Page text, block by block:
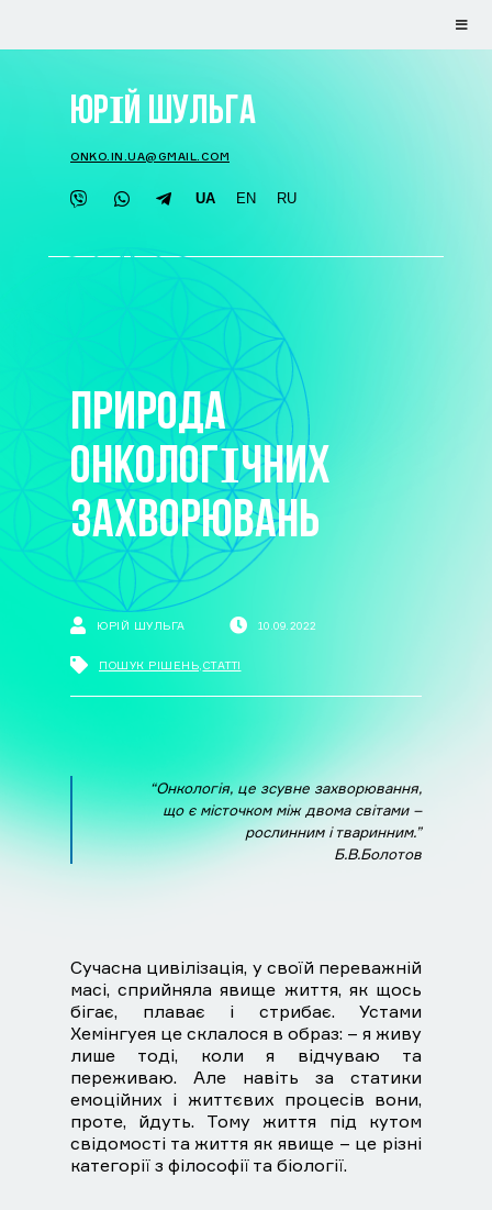
ЮРІЙ ШУЛЬГА
ONKO.IN.UA@GMAIL.COM
UA EN RU
ПРИРОДА
ОНКОЛОГІЧНИХ
ЗАХВОРЮВАНЬ
ЮРІЙ ШУЛЬГА 10.09.2022
ПОШУК РІШЕНЬ СТАТТІ
“Онкологія, це зсувне захворювання,
що є місточком між двома світами –
рослинним і тваринним.”
Б.В.Болотов
Сучасна цивілізація, у своїй переважній
масі, сприйняла явище життя, як щось
бігає, плаває і стрибає. Устами
Хемінгуея це склалося в образ: – я живу
лише тоді, коли я відчуваю та
переживаю. Але навіть за статики
емоційних і життєвих процесів вони,
проте, йдуть. Тому життя під кутом
свідомості та життя як явище – це різні
категорії з філософії та біології.